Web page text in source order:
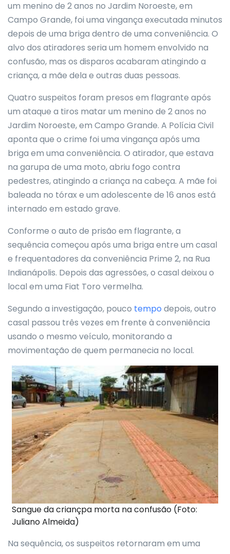
um menino de 2 anos no Jardim Noroeste, em
Campo Grande, foi uma vingança executada minutos
depois de uma briga dentro de uma conveniência. O
alvo dos atiradores seria um homem envolvido na
confusão, mas os disparos acabaram atingindo a
criança, a mãe dela e outras duas pessoas.
Quatro suspeitos foram presos em flagrante após
um ataque a tiros matar um menino de 2 anos no
Jardim Noroeste, em Campo Grande. A Polícia Civil
aponta que o crime foi uma vingança após uma
briga em uma conveniência. O atirador, que estava
na garupa de uma moto, abriu fogo contra
pedestres, atingindo a criança na cabeça. A mãe foi
baleada no tórax e um adolescente de 16 anos está
internado em estado grave.
Conforme o auto de prisão em flagrante, a
sequência começou após uma briga entre um casal
e frequentadores da conveniência Prime 2, na Rua
Indianápolis. Depois das agressões, o casal deixou o
local em uma Fiat Toro vermelha.
Segundo a investigação, pouco tempo depois, outro
casal passou três vezes em frente à conveniência
usando o mesmo veículo, monitorando a
movimentação de quem permanecia no local.
Sangue da criançpa morta na confusão (Foto:
Juliano Almeida)
Na sequência, os suspeitos retornaram em uma